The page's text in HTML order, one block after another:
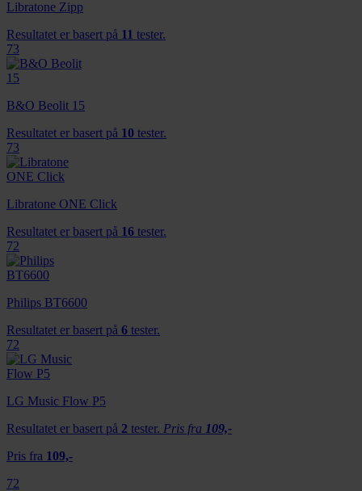
Libratone Zipp
Resultatet er basert på 11 tester.
73
B&O Beolit 15
Resultatet er basert på 10 tester.
73
Libratone ONE Click
Resultatet er basert på 16 tester.
72
Philips BT6600
Resultatet er basert på 6 tester.
72
LG Music Flow P5
Resultatet er basert på 2 tester. Pris fra 109,-
Pris fra 109,-
72